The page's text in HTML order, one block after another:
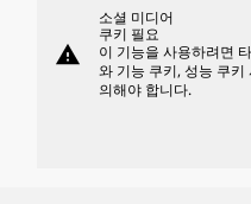
warning
소셜 미디어
쿠키 필요
이 기능을 사용하려면
와 기능 쿠키, 성능 쿠키
의해야 합니다.